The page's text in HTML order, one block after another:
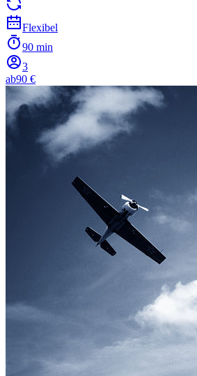
Flexibel
90 min
3
ab90 €